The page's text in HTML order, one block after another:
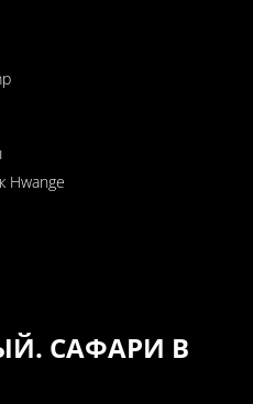
Hwange
САФАРИ В